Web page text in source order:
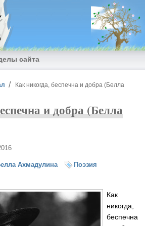
сайта
Как никогда, беспечна и добра (Белла
и добра (Белла
Ахмадулина
Поэзия
Как
никогда,
беспечна